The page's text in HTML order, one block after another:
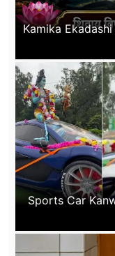
Kamika Ekadashi
Sports Car